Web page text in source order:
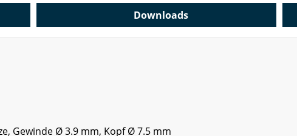
Downloads
Gewinde Ø 3.9 mm, Kopf Ø 7.5 mm